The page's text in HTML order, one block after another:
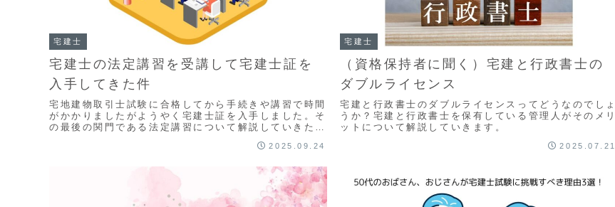
宅建士
宅建士の法定講習を受講して宅建士証を
入手してきた件
宅地建物取引士試験に合格してから手続きや講習で時間
がかかりましたがようやく宅建士証を入手しました。そ
の最後の関門である法定講習について解説していきたい
2025.09.24
宅建士
（資格保持者に聞く）宅建と行政書士の
ダブルライセンス
宅建と行政書士のダブルライセンスってどうなのでしょ
うか？宅建と行政書士を保有している管理人がそのメリ
ットについて解説していきます。
2025.07.21